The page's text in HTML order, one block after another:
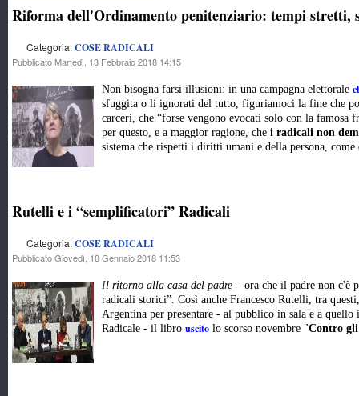
Riforma dell'Ordinamento penitenziario: tempi stretti,
Categoria:COSE RADICALI
Pubblicato Martedì, 13 Febbraio 2018 14:15
Non bisogna farsi illusioni: in una campagna elettorale
sfuggita o li ignorati del tutto, figuriamoci la fine che
carceri, che “forse vengono evocati solo con la famosa
per questo, e a maggior ragione, che i radicali non
sistema che rispetti i diritti umani e della persona, come
Rutelli e i “semplificatori” Radicali
Categoria:COSE RADICALI
Pubblicato Giovedì, 18 Gennaio 2018 11:53
Il ritorno alla casa del padre – ora che il padre non c'è
radicali storici”. Così anche Francesco Rutelli, tra
Argentina per presentare - al pubblico in sala e a
Radicale - il libro uscito lo scorso novembre "Contro